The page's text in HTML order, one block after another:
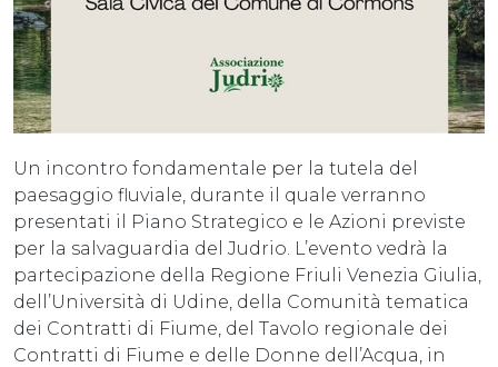
Un incontro fondamentale per la tutela del
paesaggio fluviale, durante il quale verranno
presentati il Piano Strategico e le Azioni previste
per la salvaguardia del Judrio. L’evento vedrà la
partecipazione della Regione Friuli Venezia Giulia,
dell’Università di Udine, della Comunità tematica
dei Contratti di Fiume, del Tavolo regionale dei
Contratti di Fiume e delle Donne dell’Acqua, in